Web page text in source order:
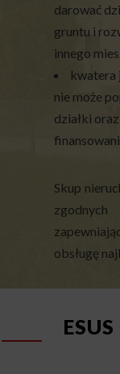
darować
gruntu i
innego
kwatera
nie może
działki
Skup
obsługę